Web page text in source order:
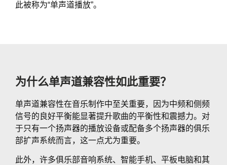
此被称为“单声道播放”。
为什么单声道兼容性如此重要？
单声道兼容性在音乐制作中至关重要，因为中频和侧频
信号的良好平衡能显著提升歌曲的平衡性和震撼力。对
于只有一个扬声器的播放设备或配备多个扬声器的俱乐
部扩声系统而言，这一点尤为重要。
此外，许多俱乐部音响系统、智能手机、平板电脑和其